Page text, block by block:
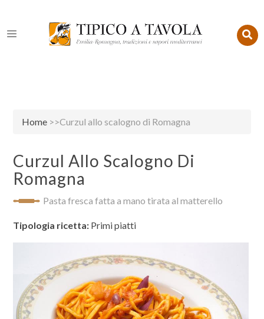
Home >>Curzul allo scalogno di Romagna
Pasta fresca fatta a mano tirata al matterello
Curzul Allo Scalogno Di
Romagna
Tipologia ricetta: Primi piatti